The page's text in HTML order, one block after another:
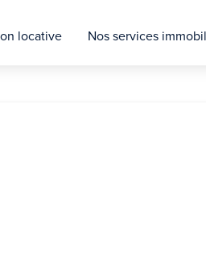
locative Nos services